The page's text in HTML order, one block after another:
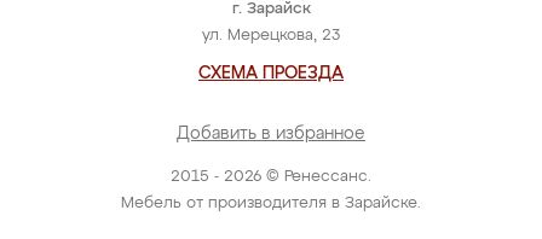
2015 - 2026 © Ренессанс.
Мебель от производителя в Зарайске.
г. Зарайск
ул. Мерецкова, 23
СХЕМА ПРОЕЗДА
Добавить в избранное